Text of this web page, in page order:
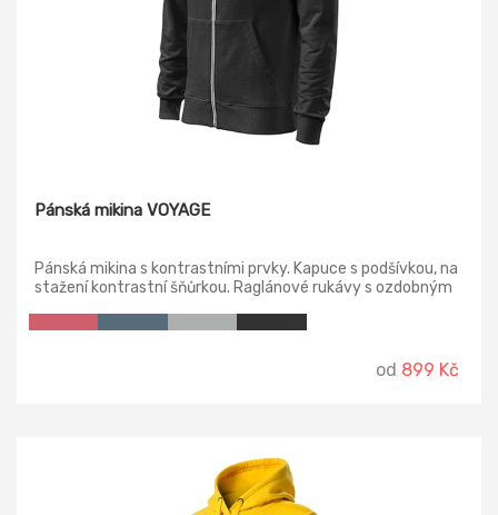
Pánská mikina VOYAGE
Pánská mikina s kontrastními prvky. Kapuce s podšívkou, na
stažení kontrastní šňůrkou. Raglánové rukávy s ozdobným
2:2 s přídavkem 5 % elastanu.
od 899 Kč